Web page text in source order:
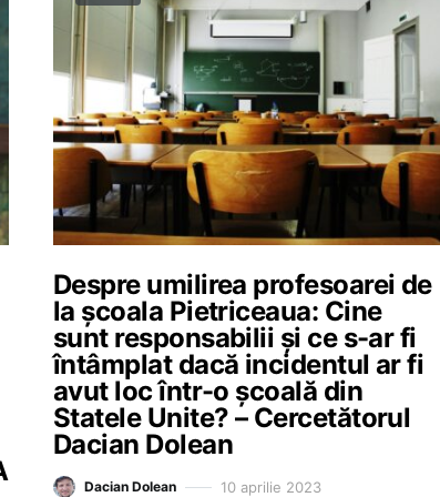
Despre umilirea profesoarei de
la școala Pietriceaua: Cine
sunt responsabilii și ce s-ar fi
întâmplat dacă incidentul ar fi
avut loc într-o școală din
Statele Unite? – Cercetătorul
Dacian Dolean
Dacian Dolean 10 aprilie 2023